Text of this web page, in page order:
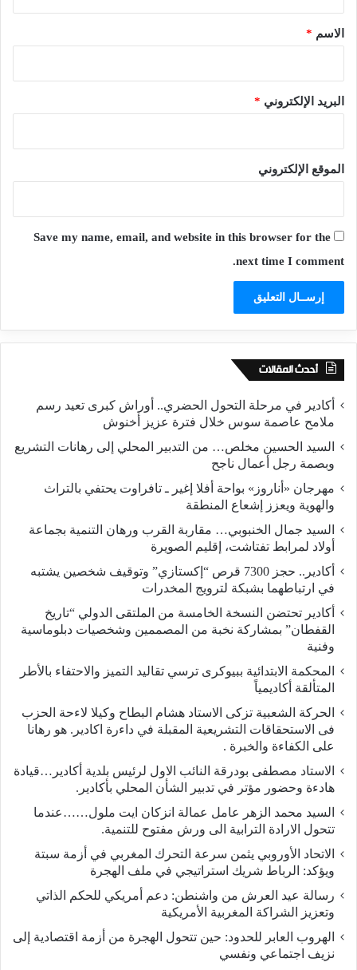
*الاسم *
البريد الإلكتروني *
الموقع الإلكتروني
Save my name, email, and website in this browser for the
next time I comment.
أحدث المقالات
أكادير في مرحلة التحول الحضري.. أوراش كبرى تعيد رسم
ملامح عاصمة سوس خلال فترة عزيز أخنوش
السيد الحسين مخلص… من التدبير المحلي إلى رهانات التشريع
وبصمة رجل أعمال ناجح
مهرجان «أناروز» بواحة أفلا إغير ـ تافراوت يحتفي بالتراث
والهوية ويعزز إشعاع المنطقة
السيد جمال الخنبوبي… مقاربة القرب ورهان التنمية بجماعة
أولاد لمرابط تفتاشت، إقليم الصويرة
أكادير.. حجز 7300 قرص “إكستازي” وتوقيف شخصين يشتبه
في ارتباطهما بشبكة لترويج المخدرات
أكادير تحتضن النسخة الخامسة من الملتقى الدولي “تاريخ
القفطان” بمشاركة نخبة من المصممين وشخصيات دبلوماسية
وفنية
المحكمة الابتدائية ببيوكرى ترسي تقاليد التميز والاحتفاء بالأطر
المتألقة أكاديمياً
الحركة الشعبية تزكى الاستاد هشام البطاح وكيلا لاءحة الحزب
فى الاستحقاقات التشريعية المقبلة في داءرة اكادير. هو رهانا
على الكفاءة والخبرة .
الاستاد مصطفى بودرقة النائب الاول لرئيس بلدية أكادير…قيادة
هادءة وحضور مؤتر في تدبير الشأن المحلي بأكادير.
السيد محمد الزهر عامل عمالة انزكان ايت ملول……عندما
تتحول الارادة الترابية الى ورش مفتوح للتنمية.
الاتحاد الأوروبي يثمن سرعة التحرك المغربي في أزمة سبتة
ويؤكد: الرباط شريك استراتيجي في ملف الهجرة
رسالة عيد العرش من واشنطن: دعم أمريكي للحكم الذاتي
وتعزيز الشراكة المغربية الأمريكية
​الهروب العابر للحدود: حين تتحول الهجرة من أزمة اقتصادية إلى
نزيف اجتماعي ونفسي